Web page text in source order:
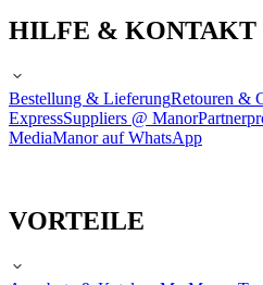
HILFE & KONTAKT
Bestellung & LieferungRetouren &
ExpressSuppliers @ Manor
MediaManor auf WhatsApp
VORTEILE